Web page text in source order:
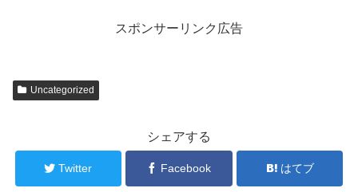
スポンサーリンク広告
Uncategorized
シェアする
Twitter Facebook はてブ